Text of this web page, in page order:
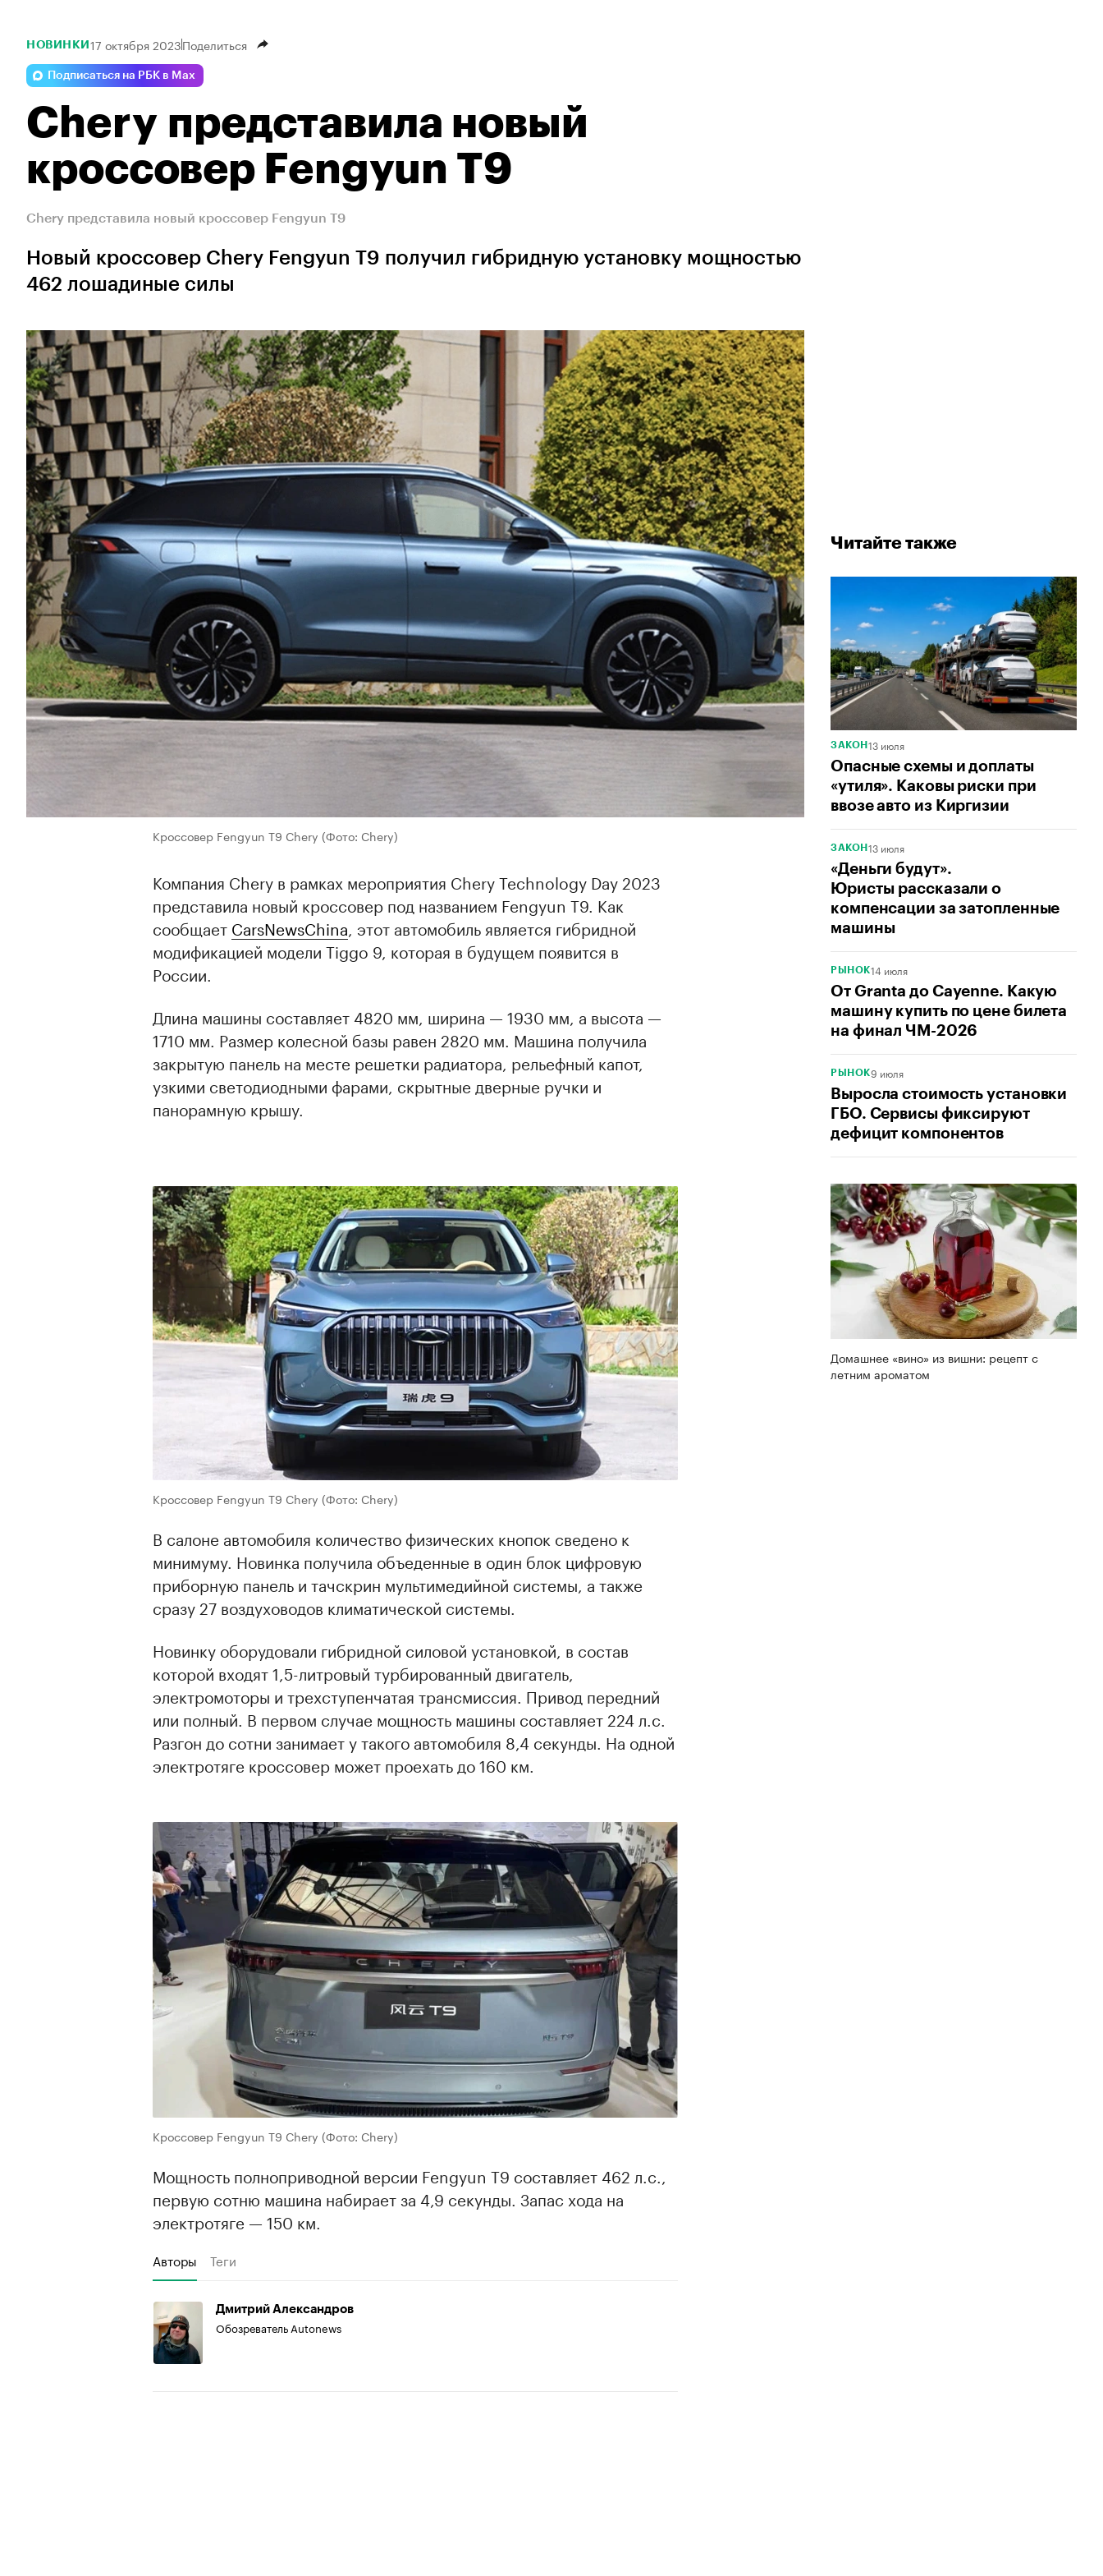
Читайте также
ЗАКОН 13 июля
Опасные схемы и доплаты
«утиля». Каковы риски при
ввозе авто из Киргизии
ЗАКОН 13 июля
«Деньги будут».
Юристы рассказали о
компенсации за затопленные
машины
РЫНОК14 июля
От Granta до Cayenne. Какую
машину купить по цене билета
на финал ЧМ-2026
РЫНОК9 июля
Выросла стоимость установки
ГБО. Сервисы фиксируют
дефицит компонентов
Домашнее «вино» из вишни: рецепт с
летним ароматом
НОВИНКИ 17 октября 2023Поделиться
Подписаться на РБК в Max
Chery представила новый
кроссовер Fengyun T9
Chery представила новый кроссовер Fengyun T9
Новый кроссовер Chery Fengyun T9 получил гибридную установку мощностью
462 лошадиные силы
Кроссовер Fengyun T9 Chery (Фото: Chery)
Компания Chery в рамках мероприятия Chery Technology Day 2023
представила новый кроссовер под названием Fengyun T9. Как
сообщает CarsNewsChina , этот автомобиль является гибридной
модификацией модели Tiggo 9, которая в будущем появится в
России.
Длина машины составляет 4820 мм, ширина — 1930 мм, а высота —
1710 мм. Размер колесной базы равен 2820 мм. Машина получила
закрытую панель на месте решетки радиатора, рельефный капот,
узкими светодиодными фарами, скрытные дверные ручки и
панорамную крышу.
Кроссовер Fengyun T9 Chery (Фото: Chery)
В салоне автомобиля количество физических кнопок сведено к
минимуму. Новинка получила объеденные в один блок цифровую
приборную панель и тачскрин мультимедийной системы, а также
сразу 27 воздуховодов климатической системы.
Новинку оборудовали гибридной силовой установкой, в состав
которой входят 1,5-литровый турбированный двигатель,
электромоторы и трехступенчатая трансмиссия. Привод передний
или полный. В первом случае мощность машины составляет 224 л.с.
Разгон до сотни занимает у такого автомобиля 8,4 секунды. На одной
электротяге кроссовер может проехать до 160 км.
Кроссовер Fengyun T9 Chery (Фото: Chery)
Мощность полноприводной версии Fengyun T9 составляет 462 л.с.,
первую сотню машина набирает за 4,9 секунды. Запас хода на
электротяге — 150 км.
Авторы Теги
Дмитрий Александров
Обозреватель Autonews